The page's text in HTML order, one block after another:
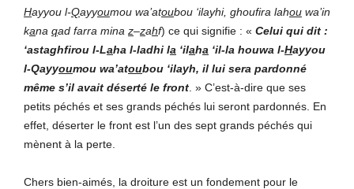
Hayyou l-Qayyoumou wa’atoubou ‘ilayhi, ghoufira lahou wa’in
kana qad farra mina z–zahf) ce qui signifie : « Celui qui dit :
‘astaghfirou l-Laha l-ladhi la ‘ilaha ‘il-la houwa l-Hayyou
l-Qayyoumou wa’atoubou ‘ilayh, il lui sera pardonné
même s’il avait déserté le front . » C’est-à-dire que ses
petits péchés et ses grands péchés lui seront pardonnés. En
effet, déserter le front est l’un des sept grands péchés qui
mènent à la perte.
Chers bien-aimés, la droiture est un fondement pour le